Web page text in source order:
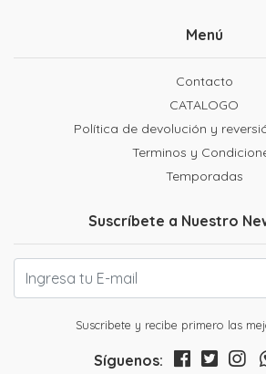
Menú
Contacto
CATALOGO
Política de devolución y
Terminos y
Temporadas
Suscríbete a Nuestro
Suscribete y recibe primero las
Síguenos: